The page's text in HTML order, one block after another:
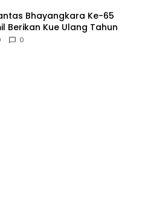
Bhayangkara Ke-65
Berikan Kue Ulang Tahun
0